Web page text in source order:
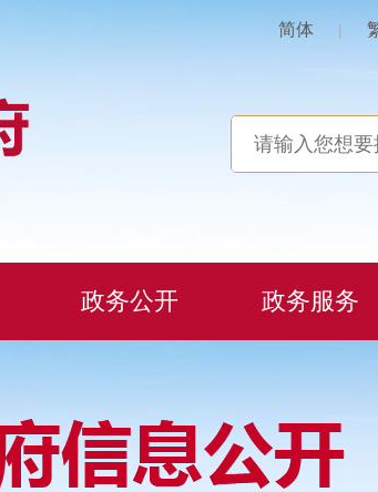
简体 |
政务公开 政务服务